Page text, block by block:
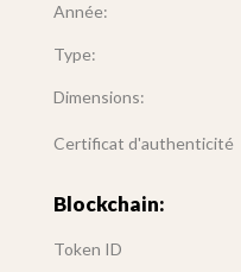
Année:
Type:
Dimensions:
Certificat d'authenticité
Blockchain:
Token ID